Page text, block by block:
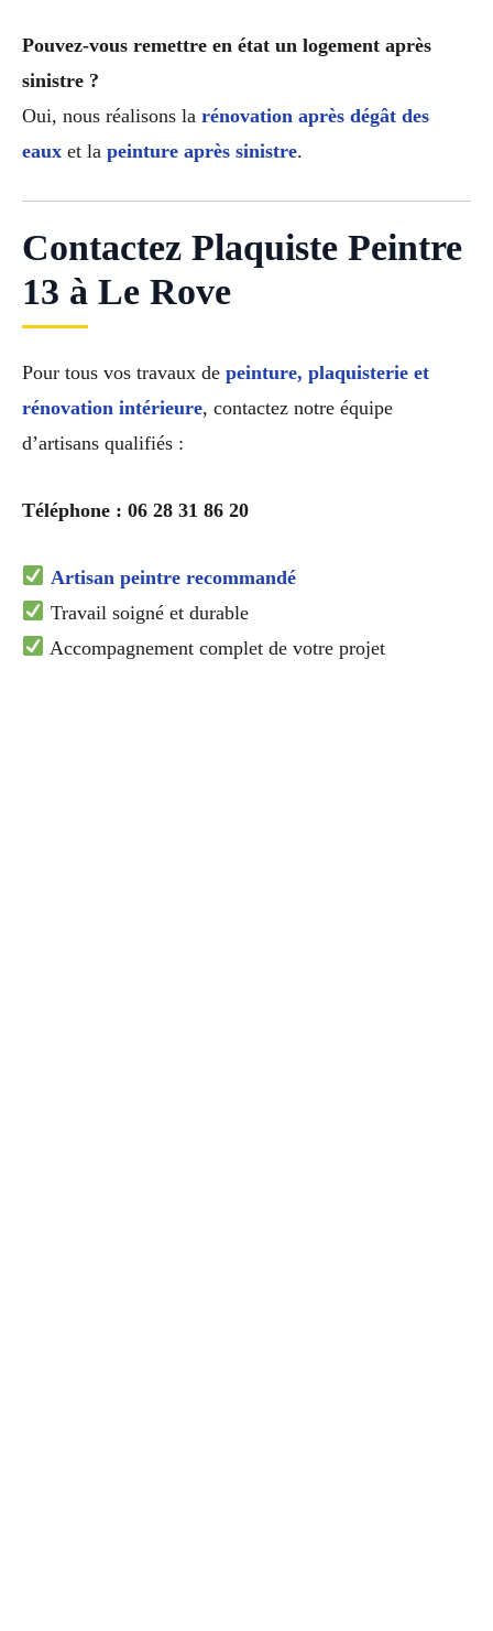
Pouvez-vous remettre en état un logement après
sinistre ?
Oui, nous réalisons la rénovation après dégât des
eaux et la peinture après sinistre.
Contactez Plaquiste Peintre
13 à Le Rove
Pour tous vos travaux de peinture, plaquisterie et
rénovation intérieure, contactez notre équipe
d’artisans qualifiés :
Téléphone : 06 28 31 86 20
Artisan peintre recommandé
Travail soigné et durable
Accompagnement complet de votre projet